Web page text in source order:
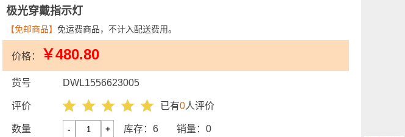
极光穿戴指示灯
【免邮商品】 免运费商品，不计入配送费用。
价格： ￥480.80
货号 DWL1556623005
评价 已有0人评价
数量 - + 库存： 6 销量： 0